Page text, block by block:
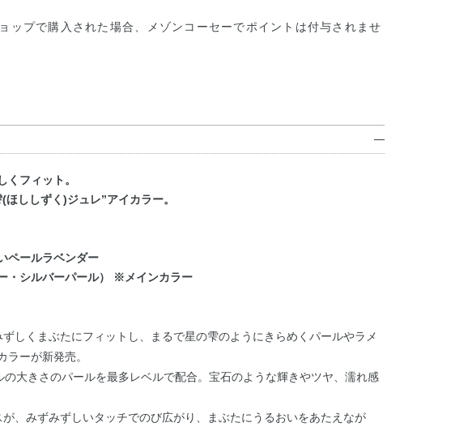
ップで購入された場合、メゾンコーセーでポイントは付与されませ
くフィット。
ししずく)ジュレ”アイカラー。
ペールラベンダー
・シルバーパール） ※メインカラー
しくまぶたにフィットし、まるで星の雫のようにきらめくパールやラメ
ラーが新発売。
大きさのパールを最多レベルで配合。宝石のような輝きやツヤ、濡れ感
、みずみずしいタッチでのび広がり、まぶたにうるおいをあたえなが